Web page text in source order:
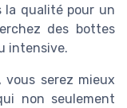
la qualité pour un
des bottes
intensive.
vous serez mieux
non seulement